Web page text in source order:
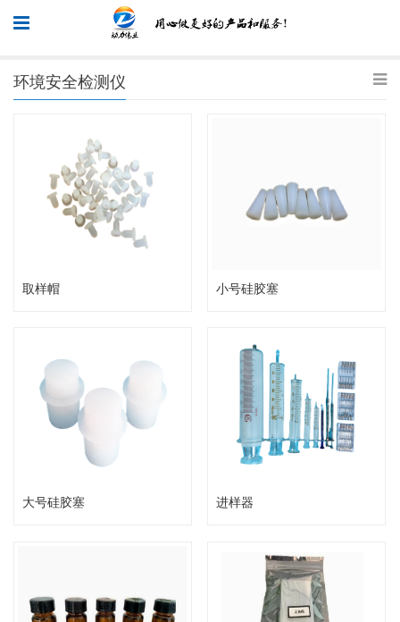
环境安全检测仪
取样帽 小号硅胶塞
大号硅胶塞 进样器